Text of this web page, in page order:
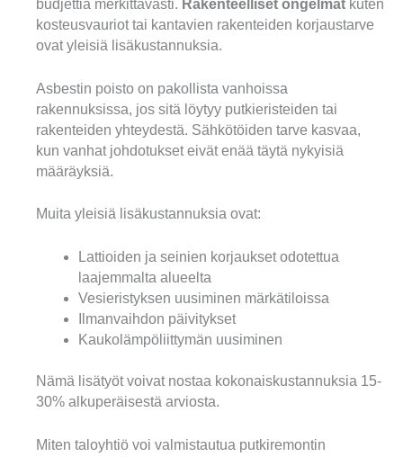
budjettia merkittävästi. Rakenteelliset ongelmat kuten
kosteusvauriot tai kantavien rakenteiden korjaustarve
ovat yleisiä lisäkustannuksia.
Asbestin poisto on pakollista vanhoissa
rakennuksissa, jos sitä löytyy putkieristeiden tai
rakenteiden yhteydestä. Sähkötöiden tarve kasvaa,
kun vanhat johdotukset eivät enää täytä nykyisiä
määräyksiä.
Muita yleisiä lisäkustannuksia ovat:
Lattioiden ja seinien korjaukset odotettua
laajemmalta alueelta
Vesieristyksen uusiminen märkätiloissa
Ilmanvaihdon päivitykset
Kaukolämpöliittymän uusiminen
Nämä lisätyöt voivat nostaa kokonaiskustannuksia 15-
30% alkuperäisestä arviosta.
Miten taloyhtiö voi valmistautua putkiremontin